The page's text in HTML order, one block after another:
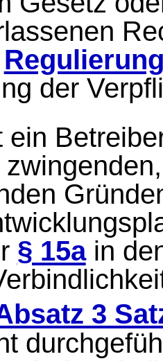
der
ein
§ 15ain
3